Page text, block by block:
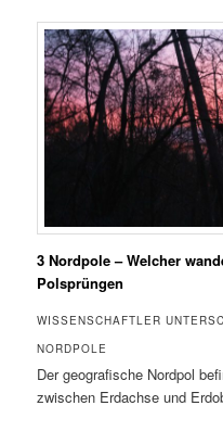
3 Nordpole – Welcher
Polsprüngen
WISSENSCHAFTLER
NORDPOLE
Der geografische Nordpol
zwischen Erdachse und